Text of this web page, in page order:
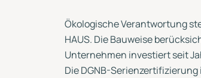
Ökologische Verantwortung
HAUS. Die Bauweise
Unternehmen investiert seit
Die DGNB-Serienzertifizierung